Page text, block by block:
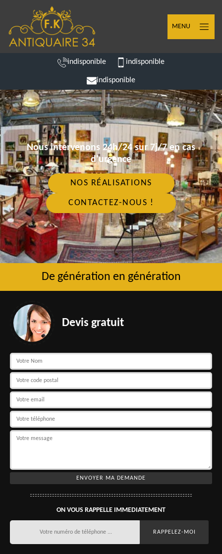
MENU
indisponible indisponible
indisponible
Nous intervenons 24h/24 sur 7j/7 en cas
d'urgence
NOS RÉALISATIONS
CONTACTEZ-NOUS !
De génération en génération
Devis gratuit
ON VOUS RAPPELLE IMMEDIATEMENT